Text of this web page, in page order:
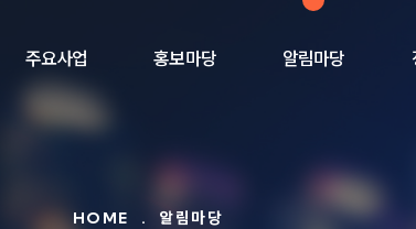
주요사업 홍보마당 알림마당
HOME . 알림마당